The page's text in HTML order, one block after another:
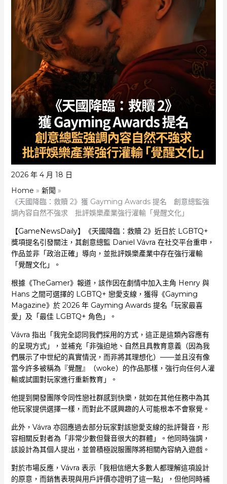
2026 年 4 月 18 日
Home
新聞
《天國降臨：救贖 2》獲 Gayming Awards 提名 創意總監強
調內容自然不強求 批評娛樂產業強行灌輸「覺醒文化」
【GameNewsDaily】《天國降臨：救贖 2》近日於 LGBTQ+
獎項提名引發關注，其創意總監 Daniel Vávra 在社交平台重申，
作品並非「政治正確」導向，並批評娛樂產業中存在強行灌輸
「覺醒文化」。
根據《TheGamer》報道，該作因在劇情中加入主角 Henry 與
Hans 之間可選擇的 LGBTQ+ 戀愛支線，獲得《Gayming
Magazine》於 2026 年 Gayming Awards 提名「玩家最喜
愛」及「最佳 LGBTQ+ 角色」。
Vávra 指出「我完全認同我們採用的方式，這正是這類內容應有
的呈現方式」，並補充「非強迫地、自然且具教育意義（因為我
們展示了中世紀的真實情況，而非將其理想化）——並且沒有像
當今許多被稱為『覺醒』（woke）的作品那樣，強行向任何人灌
輸或試圖對玩家進行重新教育」。
他提到開發團隊令同性戀社群感到快樂，就如在其他任務中為其
他玩家提供選擇一樣，而對此不感興趣的人可能根本不會察覺。
此外，Vávra 亦回應過去部分玩家對該戀愛支線的批評聲音，形
容相關反對者為「非常少數但聲音很大的群體」。他同時強調，
該設計為其個人提出，並曾積極說服團隊將相關內容納入遊戲。
對於市場反應，Vávra 表示「我相信絕大多數人都理解這項設計
的原意，而銷售表現與用戶評價亦證明了這一點」，但他同時補